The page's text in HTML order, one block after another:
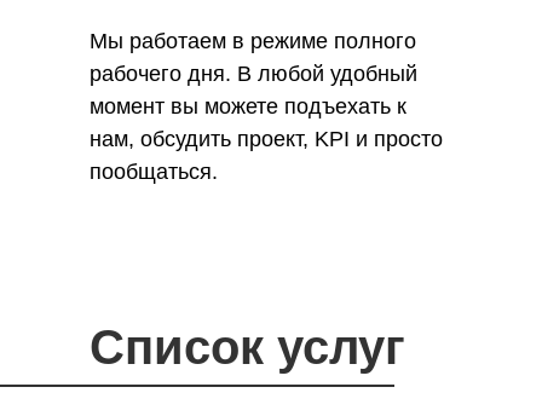
Мы работаем в режиме полного
рабочего дня. В любой удобный
момент вы можете подъехать к
нам, обсудить проект, KPI и просто
пообщаться.
Список услуг